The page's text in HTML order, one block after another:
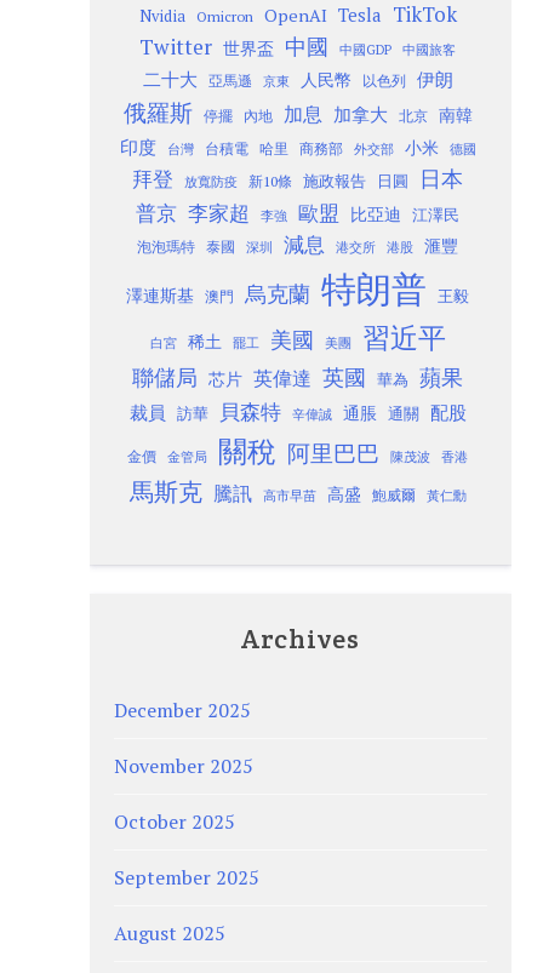
Nvidia Omicron OpenAI Tesla TikTok
Twitter 世界盃 中國 中國GDP 中國旅客
二十大 亞馬遜 京東 人民幣 以色列 伊朗
俄羅斯 停擺 內地 加息 加拿大 北京
南韓
印度
台灣 台積電 哈里 商務部 外交部 小米 德國
拜登 放寬防疫 新10條 施政報告 日圓 日本
普京 李家超 李強 歐盟 比亞迪 江澤民
泡泡瑪特 泰國 深圳 減息 港交所 港股 滙豐
澤連斯基 澳門 烏克蘭 特朗普 王毅
白宮 稀土 罷工 美國 美團 習近平
聯儲局 芯片 英偉達 英國 華為 蘋果
裁員 訪華 貝森特 辛偉誠 通脹 通關 配股
金價 金管局 關稅 阿里巴巴 陳茂波 香港
馬斯克 騰訊 高市早苗 高盛 鮑威爾 黃仁勳
Archives
December 2025
November 2025
October 2025
September 2025
August 2025